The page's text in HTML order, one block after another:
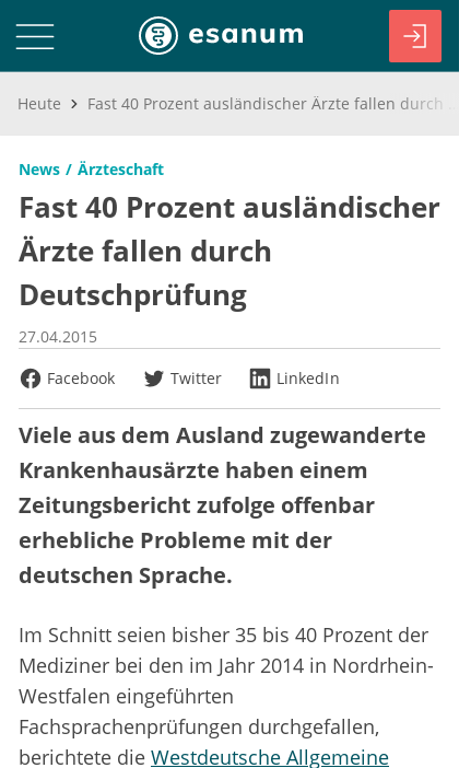
Heute
News Ärzteschaft
Fast 40 Prozent ausländischer
Ärzte fallen durch
Deutschprüfung
27.04.2015
Facebook
Twitter LinkedIn
Viele aus dem Ausland zugewanderte
Krankenhausärzte haben einem
Zeitungsbericht zufolge offenbar
erhebliche Probleme mit der
deutschen Sprache.
Im Schnitt seien bisher 35 bis 40 Prozent der
Mediziner bei den im Jahr 2014 in Nordrhein-
Westfalen eingeführten
Fachsprachenprüfungen durchgefallen,
berichtete die Westdeutsche Allgemeine